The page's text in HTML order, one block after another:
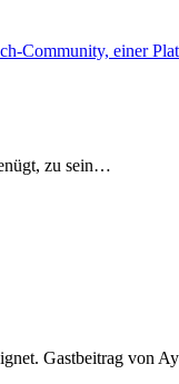
zu sein…
Gastbeitrag von